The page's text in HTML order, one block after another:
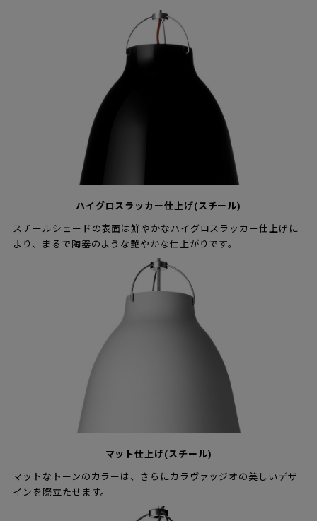
ハイグロスラッカー仕上げ(スチール)
スチールシェードの表面は鮮やかなハイグロスラッカー仕上げに
より、まるで陶器のような艶やかな仕上がりです。
マット仕上げ(スチール)
マットなトーンのカラーは、さらにカラヴァッジオの美しいデザ
インを際立たせます。